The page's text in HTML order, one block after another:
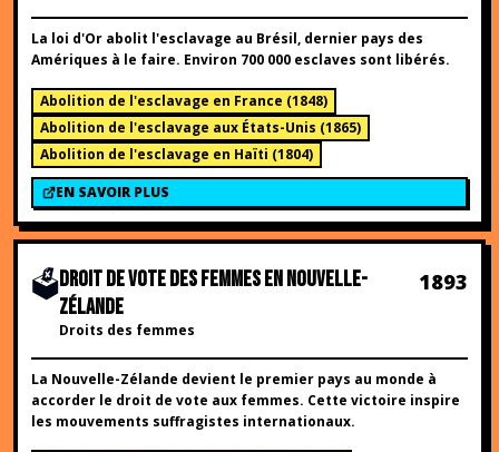
La loi d'Or abolit l'esclavage au Brésil, dernier pays des
Amériques à le faire. Environ 700 000 esclaves sont libérés.
Abolition de l'esclavage en France (1848)
Abolition de l'esclavage aux États-Unis (1865)
Abolition de l'esclavage en Haïti (1804)
EN SAVOIR PLUS
🗳️DROIT DE VOTE DES FEMMES EN NOUVELLE-
ZÉLANDE
Droits des femmes
1893
La Nouvelle-Zélande devient le premier pays au monde à
accorder le droit de vote aux femmes. Cette victoire inspire
les mouvements suffragistes internationaux.